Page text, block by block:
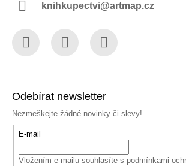
knihkupectvi@artmap.cz
Odebírat newsletter
Nezmeškejte žádné novinky či slevy!
E-mail
Vložením e-mailu souhlasíte s podmínkami